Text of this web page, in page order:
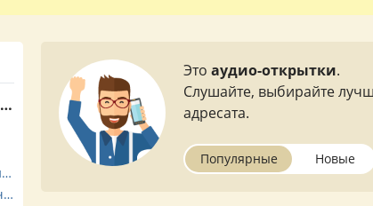
Это аудио-открытки.
Слушайте, выбирайте
адресата.
Популярные Новые
День святого Валентина
День защитника Отечества